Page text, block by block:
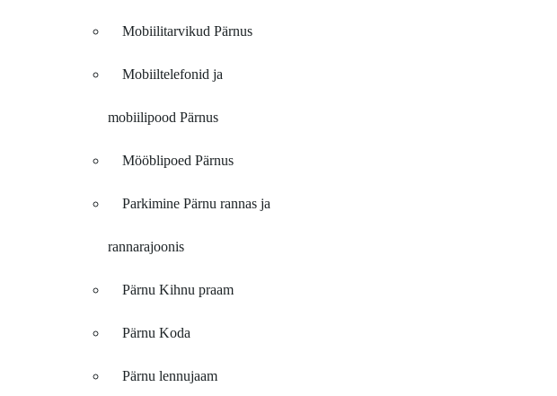
Mobiilitarvikud Pärnus
Mobiiltelefonid ja
mobiilipood Pärnus
Mööblipoed Pärnus
Parkimine Pärnu rannas ja
rannarajoonis
Pärnu Kihnu praam
Pärnu Koda
Pärnu lennujaam